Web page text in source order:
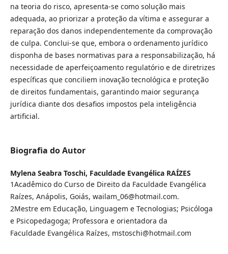
na teoria do risco, apresenta-se como solução mais
adequada, ao priorizar a proteção da vítima e assegurar a
reparação dos danos independentemente da comprovação
de culpa. Conclui-se que, embora o ordenamento jurídico
disponha de bases normativas para a responsabilização, há
necessidade de aperfeiçoamento regulatório e de diretrizes
específicas que conciliem inovação tecnológica e proteção
de direitos fundamentais, garantindo maior segurança
jurídica diante dos desafios impostos pela inteligência
artificial.
Biografia do Autor
Mylena Seabra Toschi, Faculdade Evangélica RAÍZES
1Acadêmico do Curso de Direito da Faculdade Evangélica
Raízes, Anápolis, Goiás, wailam_06@hotmail.com.
2Mestre em Educação, Linguagem e Tecnologias; Psicóloga
e Psicopedagoga; Professora e orientadora da
Faculdade Evangélica Raízes, mstoschi@hotmail.com